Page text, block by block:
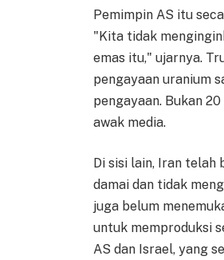
Pemimpin AS itu
"Kita tidak
emas itu," ujarnya.
pengayaan uranium
pengayaan. Bukan
awak media.
Di sisi lain, Iran telah
damai dan tidak
juga belum
untuk memproduksi
AS dan Israel, yang